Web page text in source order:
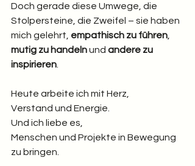
Doch gerade diese Umwege, die
Stolpersteine, die Zweifel – sie haben
mich gelehrt, empathisch zu führen
mutig zu handeln und andere zu
inspirieren
Heute arbeite ich mit Herz,
Verstand und Energie.
Und ich liebe es,
Menschen und Projekte in Bewegung
zu bringen.